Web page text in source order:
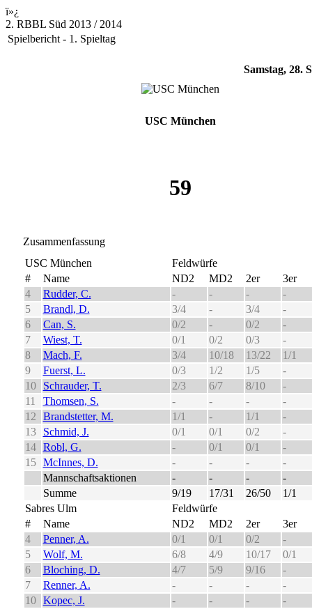
ï»¿
2. RBBL Süd 2013 / 2014
Spielbericht - 1. Spieltag
Samstag, 28.
USC München
59
Zusammenfassung
USC München
Feldwürfe
#
Name ND2 MD2 2er
3er
4
Rudder, C. - - -
-
5
Brandl, D. 3/4 - 3/4
-
6
Can, S. 0/2 - 0/2
-
7
Wiest, T. 0/1 0/2 0/3
-
8
Mach, F. 3/4 10/18 13/22
1/1
9
Fuerst, L. 0/3 1/2 1/5
-
10
Schrauder, T. 2/3 6/7 8/10
-
11
Thomsen, S. - - -
-
12
Brandstetter, M. 1/1 - 1/1
-
13
Schmid, J. 0/1 0/1 0/2
-
14
Robl, G. - 0/1 0/1
-
15
McInnes, D. - - -
-
Mannschaftsaktionen
- - -
-
Summe
9/19 17/31 26/50
1/1
Sabres Ulm
Feldwürfe
#
Name ND2 MD2 2er
3er
4
Penner, A. 0/1 0/1 0/2
-
5
Wolf, M. 6/8 4/9 10/17
0/1
6
Bloching, D. 4/7 5/9 9/16
-
7
Renner, A. - - -
-
10
Kopec, J. - - -
-